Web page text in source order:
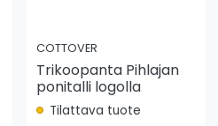
COTTOVER
Trikoopanta Pihlajan
ponitalli logolla
Tilattava tuote